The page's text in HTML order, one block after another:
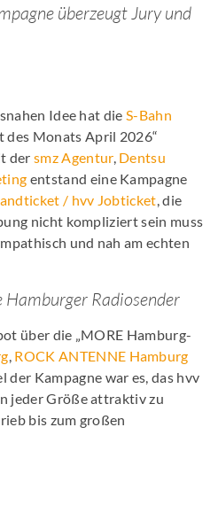
überzeugt Jury und
Idee hat dieS-Bahn
des Monats April 2026“
der smz Agentur, Dentsu
entstand eine Kampagne
/ hvv Jobticket, die
nicht kompliziert sein muss
und nah am echten
Hamburger Radiosender
über die „MORE Hamburg-
, ROCK ANTENNE Hamburg
der Kampagne war es, das hvv
jeder Größe attraktiv zu
bis zum großen